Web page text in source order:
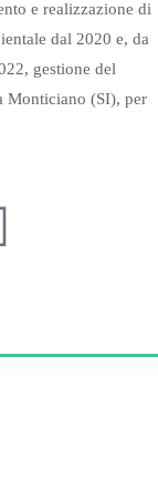
e realizzazione di
dal 2020 e, da
gestione del
Monticiano (SI), per